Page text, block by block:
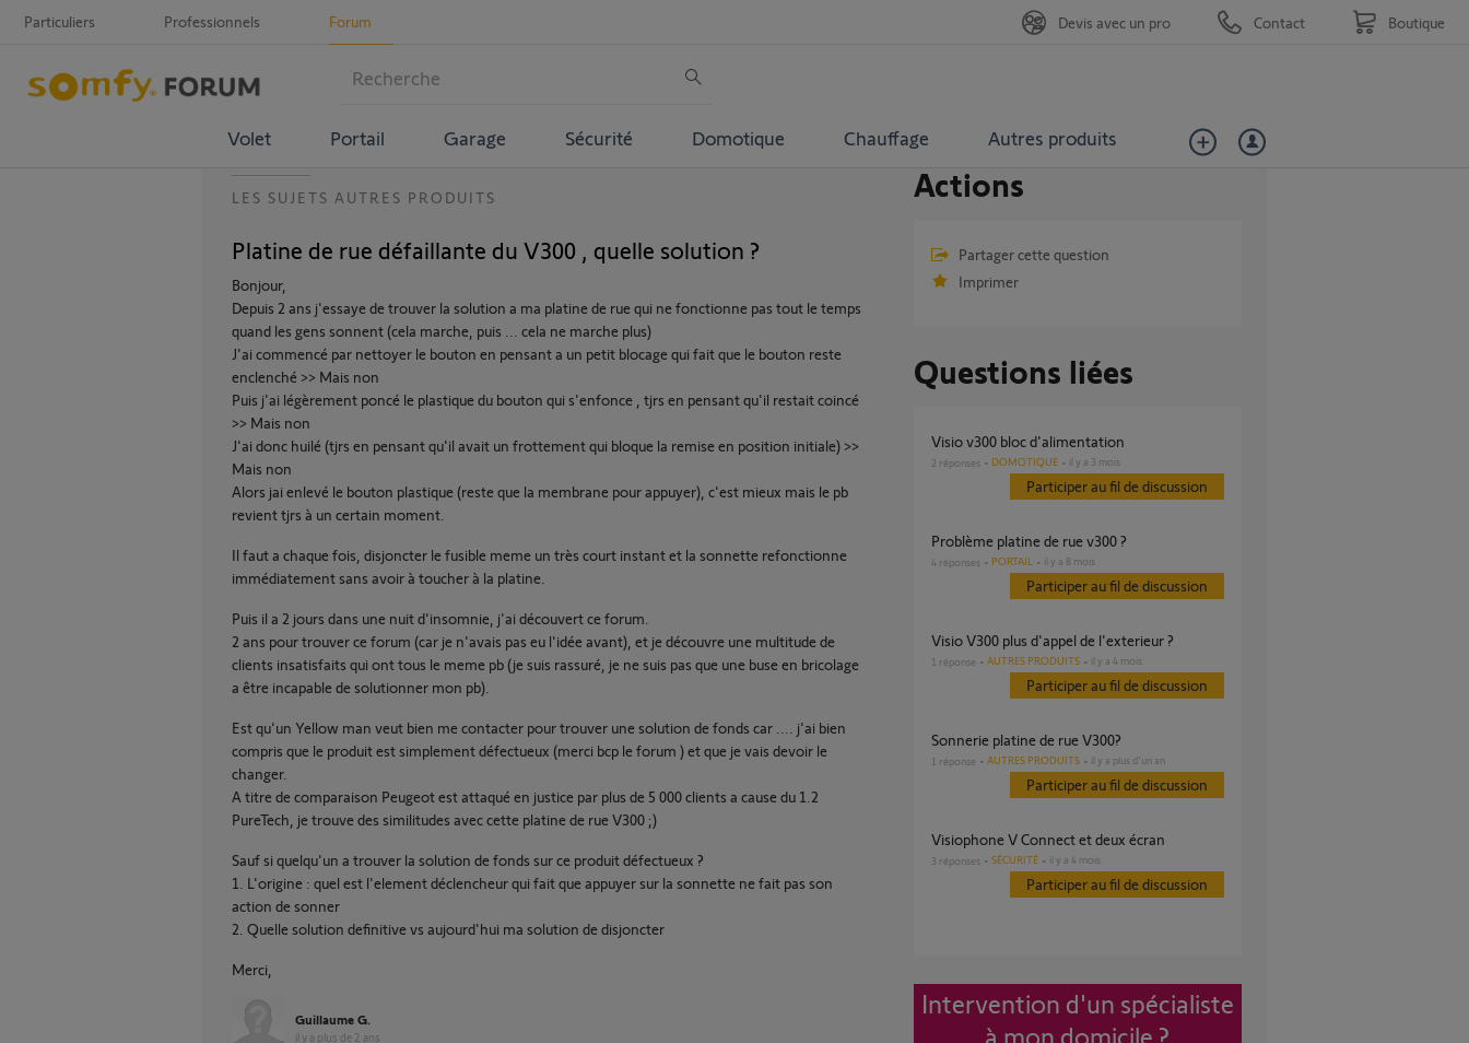
Particuliers Professionnels Forum
Volet Portail Garage Sécurité Domotique Chauffage Autres produits
Devis avec un pro Contact Boutique
LES SUJETS AUTRES PRODUITS
Platine de rue défaillante du V300 , quelle solution ?
Bonjour,
Depuis 2 ans j'essaye de trouver la solution a ma platine de rue qui ne fonctionne pas tout le temps
quand les gens sonnent (cela marche, puis ... cela ne marche plus)
J'ai commencé par nettoyer le bouton en pensant a un petit blocage qui fait que le bouton reste
enclenché >> Mais non
Puis j'ai légèrement poncé le plastique du bouton qui s'enfonce , tjrs en pensant qu'il restait coincé
>> Mais non
J'ai donc huilé (tjrs en pensant qu'il avait un frottement qui bloque la remise en position initiale) >>
Mais non
Alors jai enlevé le bouton plastique (reste que la membrane pour appuyer), c'est mieux mais le pb
revient tjrs à un certain moment.
Il faut a chaque fois, disjoncter le fusible meme un très court instant et la sonnette refonctionne
immédiatement sans avoir à toucher à la platine.
Puis il a 2 jours dans une nuit d'insomnie, j'ai découvert ce forum.
2 ans pour trouver ce forum (car je n'avais pas eu l'idée avant), et je découvre une multitude de
clients insatisfaits qui ont tous le meme pb (je suis rassuré, je ne suis pas que une buse en bricolage
a être incapable de solutionner mon pb).
Est qu'un Yellow man veut bien me contacter pour trouver une solution de fonds car .... j'ai bien
compris que le produit est simplement défectueux (merci bcp le forum ) et que je vais devoir le
changer.
A titre de comparaison Peugeot est attaqué en justice par plus de 5 000 clients a cause du 1.2
PureTech, je trouve des similitudes avec cette platine de rue V300 ;)
Sauf si quelqu'un a trouver la solution de fonds sur ce produit défectueux ?
1. L'origine : quel est l'element déclencheur qui fait que appuyer sur la sonnette ne fait pas son
action de sonner
2. Quelle solution definitive vs aujourd'hui ma solution de disjoncter
Merci,
Guillaume G.
il y a plus de 2 ans
Actions
Partager cette question
Imprimer
Questions liées
Visio v300 bloc d'alimentation
2 réponses DOMOTIQUE il y a 3 mois
Participer au fil de discussion
Problème platine de rue v300 ?
4 réponses PORTAIL il y a 8 mois
Participer au fil de discussion
Visio V300 plus d'appel de l'exterieur ?
1 réponse AUTRES PRODUITS il y a 4 mois
Participer au fil de discussion
Sonnerie platine de rue V300?
1 réponse AUTRES PRODUITS il y a plus d'un an
Participer au fil de discussion
Visiophone V Connect et deux écran
3 réponses SÉCURITÉ il y a 4 mois
Participer au fil de discussion
Intervention d'un spécialiste
à mon domicile ?